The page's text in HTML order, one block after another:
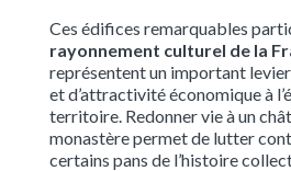
Ces édifices remarquables
rayonnement culturel de la
représentent un important
et d’attractivité économique à
territoire. Redonner vie à un
monastère permet de lutter
certains pans de l’histoire